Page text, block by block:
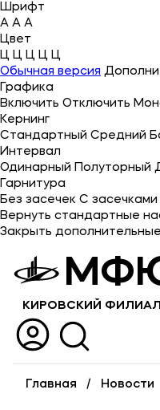
Шрифт
A A A
Цвет
Ц Ц Ц Ц Ц
Обычная версия
Графика
Включить Отключить
Кернинг
Стандартный Средний
Интервал
Одинарный Полуторный
Гарнитура
Без засечек С засечками
Вернуть стандартные
Закрыть
КИРОВСКИЙ ФИЛИАЛ
Об университете
Лицензии и документы
Сведения об
Абитуриенту
Кабинет-музей
Наука
Выпускникам
Карьера
Институт
Главная Новости